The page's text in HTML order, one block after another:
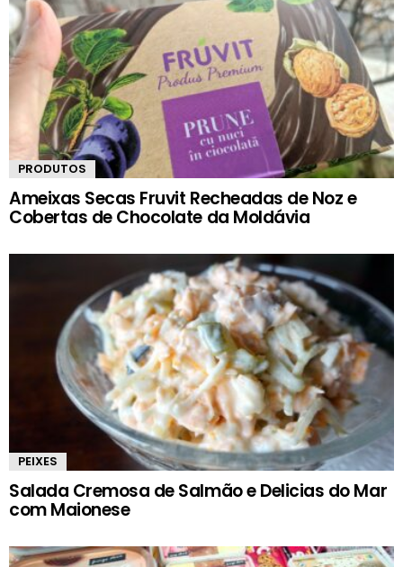
PRODUTOS
Ameixas Secas Fruvit Recheadas de Noz e
Cobertas de Chocolate da Moldávia
PEIXES
Salada Cremosa de Salmão e Delicias do Mar
com Maionese